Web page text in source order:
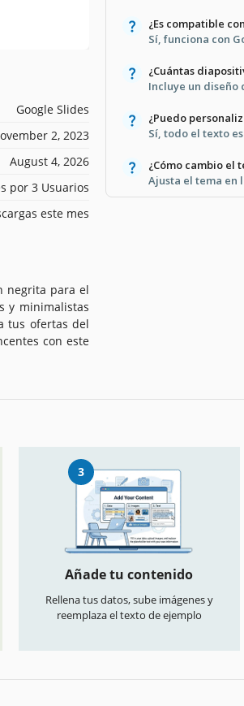
Google Slides
2, 2023
August 4, 2026
por 3 Usuarios
este mes
negrita para el
y minimalistas
tus ofertas del
con este
¿Es compatible
Sí, funciona con
¿Cuántas
Incluye un diseño
¿Puedo
Sí, todo el texto
¿Cómo cambio el
Ajusta el tema en
3
Añade tu contenido
Rellena tus datos, sube imágenes y
reemplaza el texto de ejemplo